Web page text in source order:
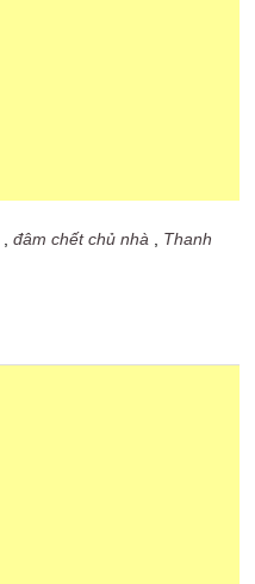
,đâm chết chủ nhà
Thanh